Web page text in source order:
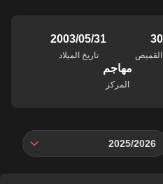
30
31‏/05‏/2003
تاريخ الميلاد
مهاجم
المركز
2025/2026